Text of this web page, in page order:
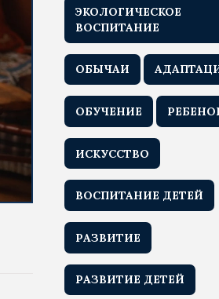
ЭКОЛОГИЧЕСКОЕ
ВОСПИТАНИЕ
ОБЫЧАИ
ОБУЧЕНИЕ
ИСКУССТВО
ВОСПИТАНИЕ ДЕТЕЙ
РАЗВИТИЕ
РАЗВИТИЕ ДЕТЕЙ